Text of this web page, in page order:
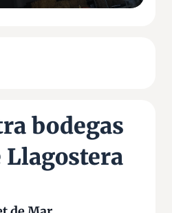
bodegas
Llagostera